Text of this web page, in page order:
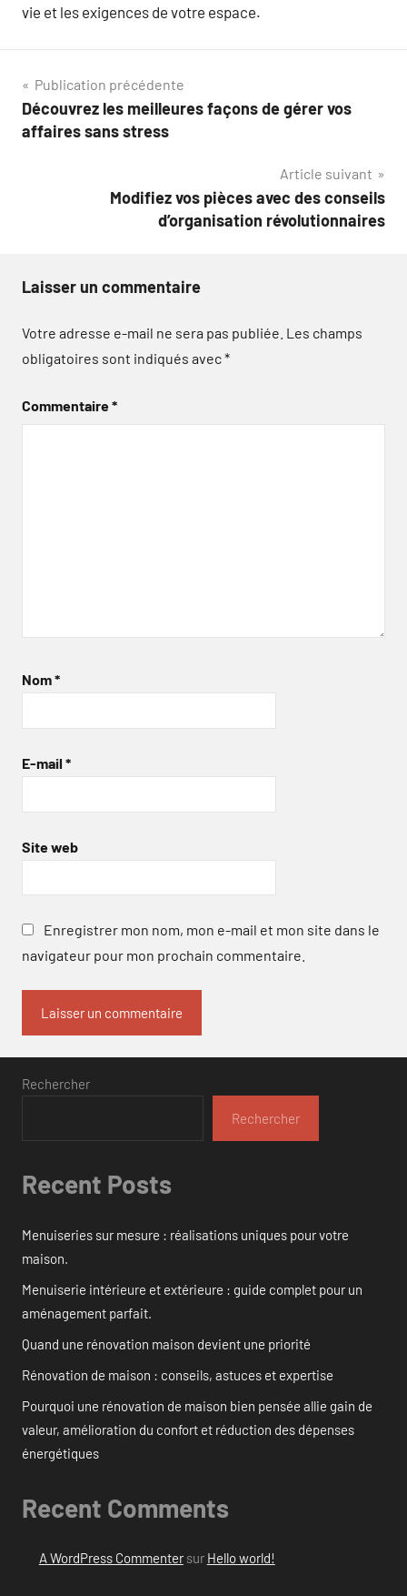
vie et les exigences de votre espace.
Navigation
de
Publication précédente
Découvrez les meilleures façons de gérer vos
affaires sans stress
Article suivant
Modifiez vos pièces avec des conseils
d’organisation révolutionnaires
Laisser un commentaire
Votre adresse e-mail ne sera pas publiée. Les champs
obligatoires sont indiqués avec*
Commentaire*
Nom*
E-mail *
Site web
Enregistrer mon nom, mon e-mail et mon site dans le
navigateur pour mon prochain commentaire.
Rechercher
Rechercher
Recent Posts
Menuiseries sur mesure : réalisations uniques pour votre
maison.
Menuiserie intérieure et extérieure : guide complet pour un
aménagement parfait.
Quand une rénovation maison devient une priorité
Rénovation de maison : conseils, astuces et expertise
Pourquoi une rénovation de maison bien pensée allie gain de
valeur, amélioration du confort et réduction des dépenses
énergétiques
Recent Comments
A WordPress Commentersur Hello world!